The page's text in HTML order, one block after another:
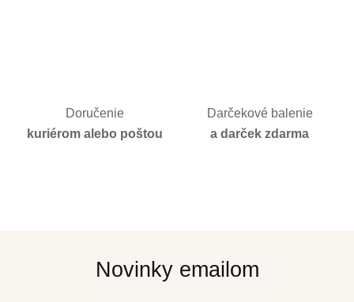
Doručenie
kuriérom alebo poštou
Darčekové balenie
a darček zdarma
Novinky emailom